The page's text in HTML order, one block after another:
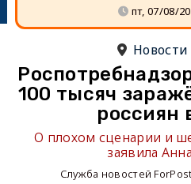
пт, 07/08/
100 тысяч
россиян
О плохом сценарии и
заявила
Служба новостей ForPost